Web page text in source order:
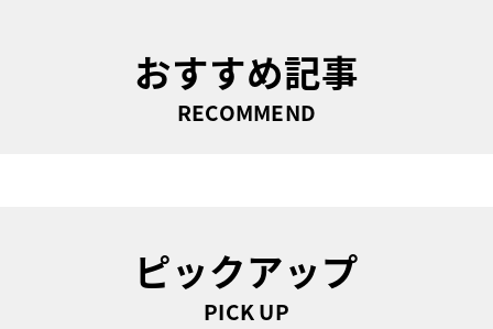
おすすめ記事
RECOMMEND
ピックアップ
PICK UP